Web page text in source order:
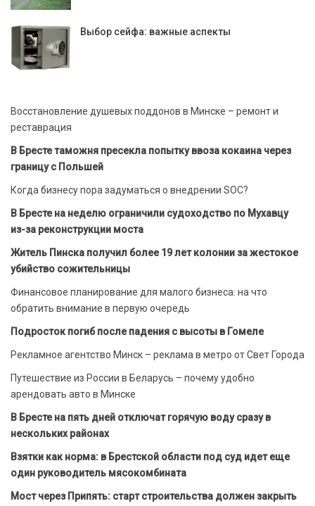
Выбор сейфа: важные аспекты
Восстановление душевых поддонов в Минске – ремонт и
реставрация
В Бресте таможня пресекла попытку ввоза кокаина через
границу с Польшей
Когда бизнесу пора задуматься о внедрении SOC?
В Бресте на неделю ограничили судоходство по Мухавцу
из-за реконструкции моста
Житель Пинска получил более 19 лет колонии за жестокое
убийство сожительницы
Финансовое планирование для малого бизнеса: на что
обратить внимание в первую очередь
Подросток погиб после падения с высоты в Гомеле
Рекламное агентство Минск – реклама в метро от Свет Города
Путешествие из России в Беларусь – почему удобно
арендовать авто в Минске
В Бресте на пять дней отключат горячую воду сразу в
нескольких районах
Взятки как норма: в Брестской области под суд идет еще
один руководитель мясокомбината
Мост через Припять: старт строительства должен закрыть